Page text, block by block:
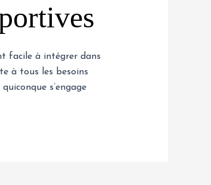
facile à intégrer dans
à tous les besoins
s’engage